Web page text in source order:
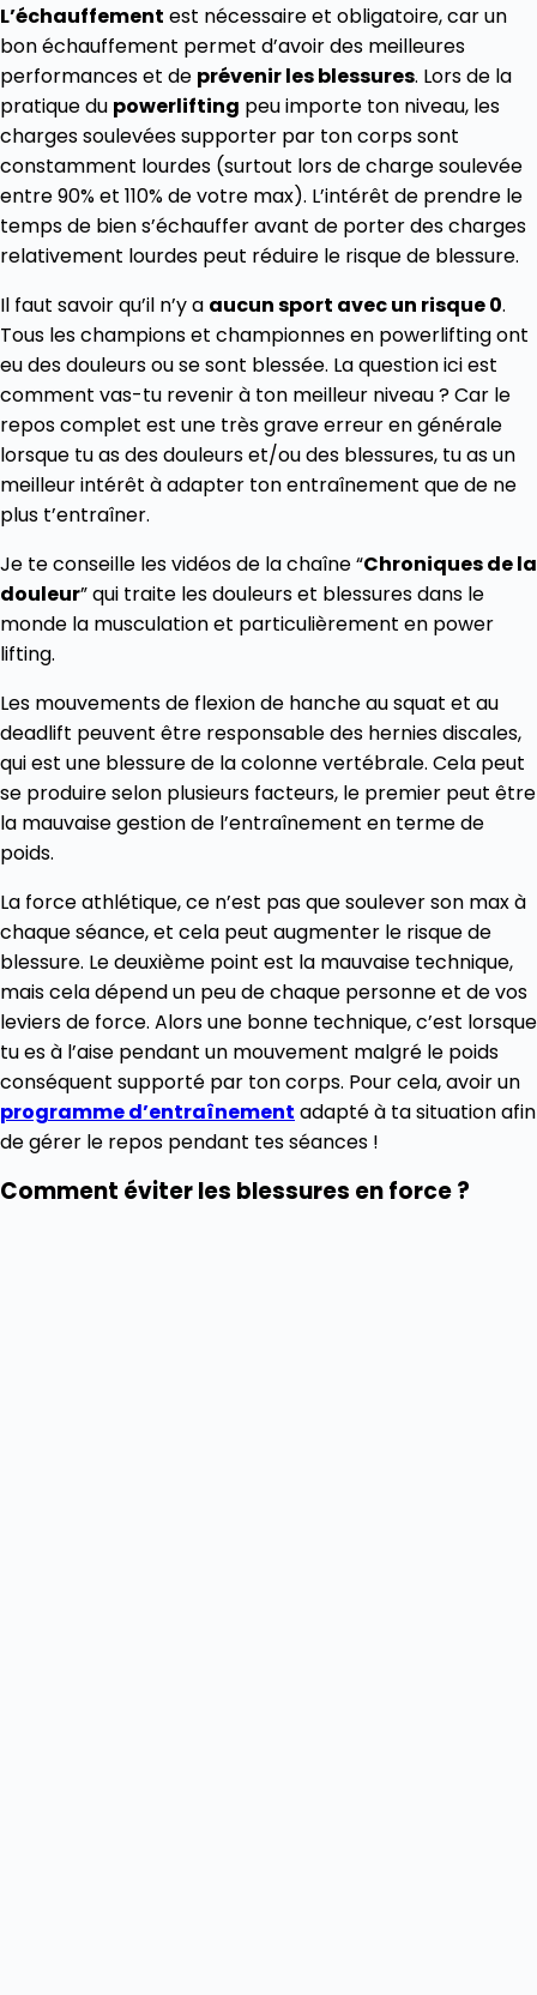
L’échauffement est nécessaire et obligatoire, car un
bon échauffement permet d’avoir des meilleures
performances et de prévenir les blessures. Lors de la
pratique du powerlifting peu importe ton niveau, les
charges soulevées supporter par ton corps sont
constamment lourdes (surtout lors de charge soulevée
entre 90% et 110% de votre max). L’intérêt de prendre le
temps de bien s’échauffer avant de porter des charges
relativement lourdes peut réduire le risque de blessure.
Il faut savoir qu’il n’y a aucun sport avec un risque 0.
Tous les champions et championnes en powerlifting ont
eu des douleurs ou se sont blessée. La question ici est
comment vas-tu revenir à ton meilleur niveau ? Car le
repos complet est une très grave erreur en générale
lorsque tu as des douleurs et/ou des blessures, tu as un
meilleur intérêt à adapter ton entraînement que de ne
plus t’entraîner.
Je te conseille les vidéos de la chaîne “Chroniques de la
douleur” qui traite les douleurs et blessures dans le
monde la musculation et particulièrement en power
lifting.
Les mouvements de flexion de hanche au squat et au
deadlift peuvent être responsable des hernies discales,
qui est une blessure de la colonne vertébrale. Cela peut
se produire selon plusieurs facteurs, le premier peut être
la mauvaise gestion de l’entraînement en terme de
poids.
La force athlétique, ce n’est pas que soulever son max à
chaque séance, et cela peut augmenter le risque de
blessure. Le deuxième point est la mauvaise technique,
mais cela dépend un peu de chaque personne et de vos
leviers de force. Alors une bonne technique, c’est lorsque
tu es à l’aise pendant un mouvement malgré le poids
conséquent supporté par ton corps. Pour cela, avoir un
programme d’entraînement adapté à ta situation afin
de gérer le repos pendant tes séances !
Comment éviter les blessures en force ?